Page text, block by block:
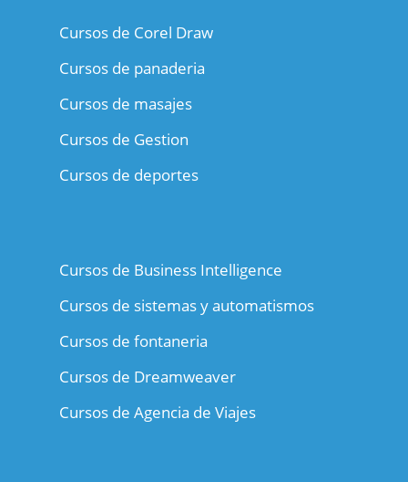
Cursos de Corel Draw
Cursos de panaderia
Cursos de masajes
Cursos de Gestion
Cursos de deportes
Cursos de Business Intelligence
Cursos de sistemas y automatismos
Cursos de fontaneria
Cursos de Dreamweaver
Cursos de Agencia de Viajes